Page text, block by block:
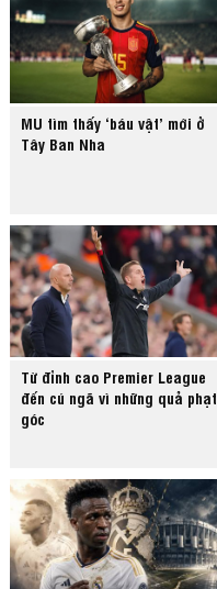
MU tìm thấy ‘báu vật’ mới ở
Tây Ban Nha
Từ đỉnh cao Premier League
đến cú ngã vì những quả phạt
góc